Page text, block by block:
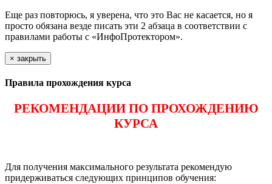
Еще раз повторюсь, я уверена, что это Вас не касается, но я
просто обязана везде писать эти 2 абзаца в соответствии с
правилами работы с «ИнфоПротектором».
× закрыть
Правила прохождения курса
РЕКОМЕНДАЦИИ ПО ПРОХОЖДЕНИЮ
КУРСА
Для получения максимального результата рекомендую
придерживаться следующих принципов обучения: